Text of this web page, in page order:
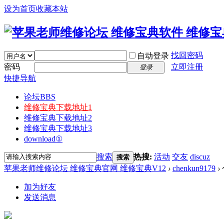
设为首页收藏本站
自动登录 找回密码
密码
登录
立即注册
快捷导航
论坛BBS
维修宝典下载地址1
维修宝典下载地址2
维修宝典下载地址3
download①
搜索 搜索 热搜: 活动 交友 discuz
苹果老师维修论坛 维修宝典官网 维修宝典V12 › chenkun9179 ›
加为好友
发送消息